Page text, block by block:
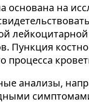
на
Пункция
анализы,